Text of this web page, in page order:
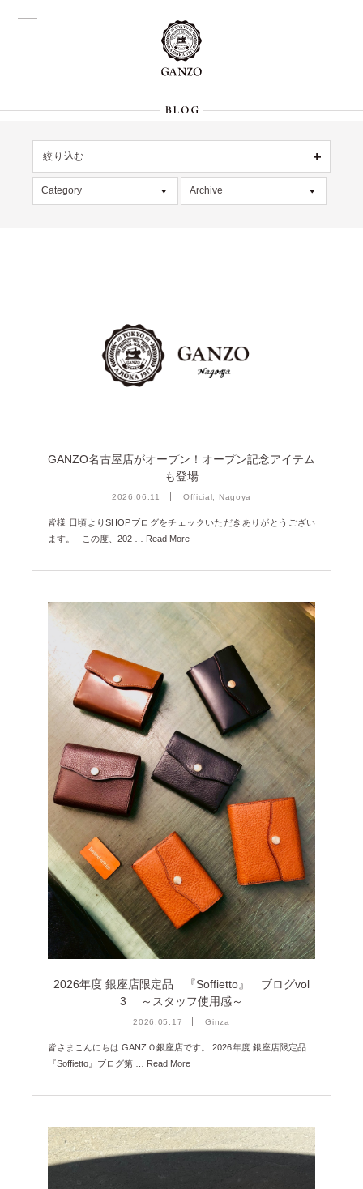
絞り込む
OFFICIAL 銀座
Category Archive
2026年4月 [7]
2025年11月 [6]
2025年10月 [8]
2025年9月 [8]
2025年6月 [3]
2025年5月 [3]
2025年4月 [7]
2025年3月 [1]
2025年2月 [5]
2025年1月 [1]
2024年12月 [2]
2024年11月 [5]
2024年10月 [5]
2024年9月 [5]
2024年8月 [2]
2024年7月 [6]
2024年6月 [4]
2024年5月 [4]
2024年4月 [3]
2024年3月 [10]
2024年2月 [1]
2024年1月 [1]
2023年12月 [7]
2023年11月 [6]
2023年9月 [4]
GANZO名古屋店がオープン！オープン記念アイテム
も登場
2026.06.11 Official, Nagoya
皆様 日頃よりSHOPブログをチェックいただきありがとうござい
ます。 この度、202 …
Read More
2026年度 銀座店限定品 『Soffietto』 ブログvol
3 ～スタッフ使用感～
2026.05.17 Ginza
皆さまこんにちは GANZＯ銀座店です。 2026年度 銀座店限定品
『Soffietto』ブログ第 … Read More